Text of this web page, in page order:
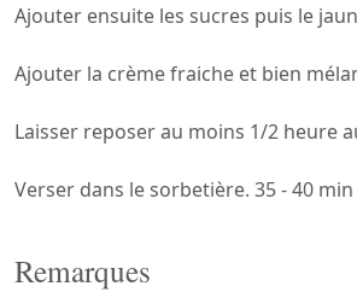
Ajouter ensuite les sucres puis le
Ajouter la crème fraiche et bien
Laisser reposer au moins 1/2 heure
Verser dans le sorbetière. 35 - 40 min
Remarques